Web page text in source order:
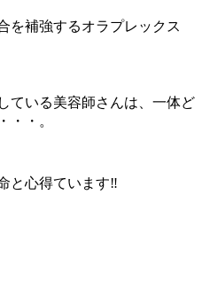
を補強するオラプレックス
ている美容師さんは、一体ど
・・。
と心得ています‼️